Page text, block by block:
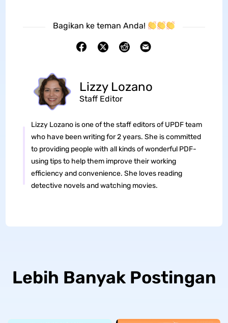
Bagikan ke teman Anda!
Lizzy Lozano
Staff Editor
Lizzy Lozano is one of the staff editors of UPDF team
who have been writing for 2 years. She is committed
to providing people with all kinds of wonderful PDF-
using tips to help them improve their working
efficiency and convenience. She loves reading
detective novels and watching movies.
Lebih Banyak Postingan